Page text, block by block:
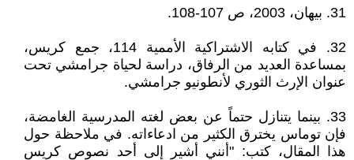
31. بيهان، 2003، ص 107-108.
32. في كتابه الاشتراكية الأممية 114، جمع كريس،
بمساعدة العديد من الرفاق، دراسة لحياة جرامشي تحت
عنوان الإرث الثوري لأنطونيو جرامشي.
33. بينما يتنازل حتماً عن بعض لغته المدرسية الغامضة،
فإن توماس يخترق الكثير من ادعاءاته. في ملاحظة حول
هذا المقال، كتب: "أنني أشير إلى أحد نصوص كريس